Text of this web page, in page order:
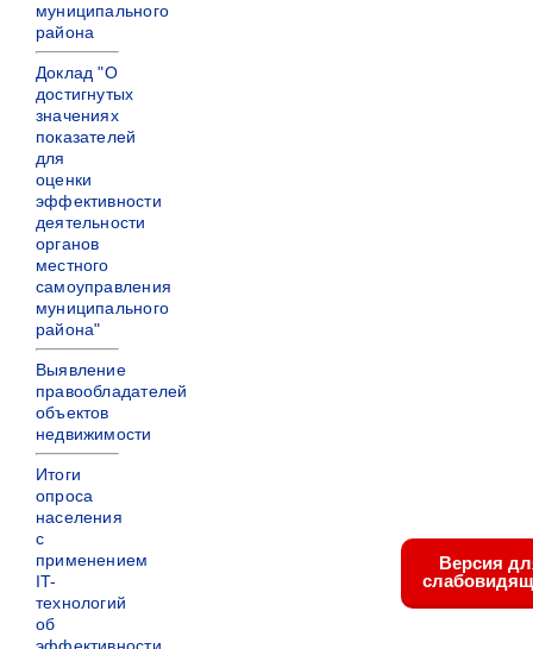
муниципального
района
Доклад "О
достигнутых
значениях
показателей
для
оценки
эффективности
деятельности
органов
местного
самоуправления
муниципального
района"
Выявление
правообладателей
объектов
недвижимости
Итоги
опроса
населения
с
применением
IT-
технологий
об
Версия